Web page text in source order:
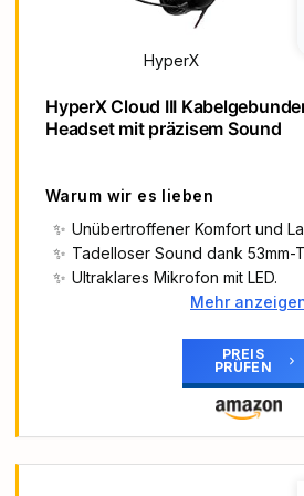
Ein Headset für alle Gaming-
USB-DAC oder 3,5-mm-Kabel,
wie PlayStation 4, Xbox One
Ultimativer Komfort: Die edlen,
aus Kunstleder und der
praktischerweise um bis zu 90°
HyperX
HyperX Cloud III
Headset mit präzisem Sound
Warum wir es lieben
Unübertroffener Komfort und
Tadelloser Sound dank 53mm-
Ultraklares Mikrofon mit LED.
Bis zu 120 Stunden
Gaming-Sessions ohne
Stunden Akkulaufzeit eignet
Mehr
PREIS
PRÜFEN